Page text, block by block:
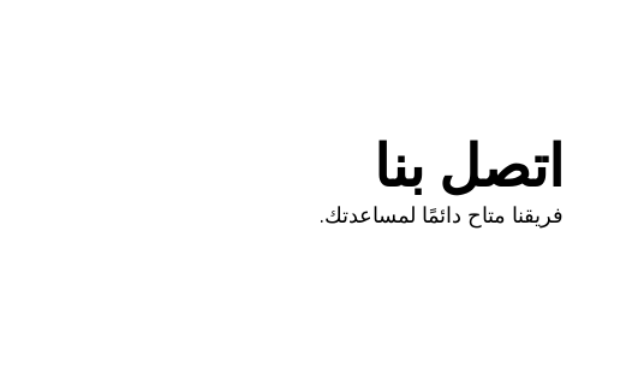
اتصل بنا
فريقنا متاح دائمًا لمساعدتك.